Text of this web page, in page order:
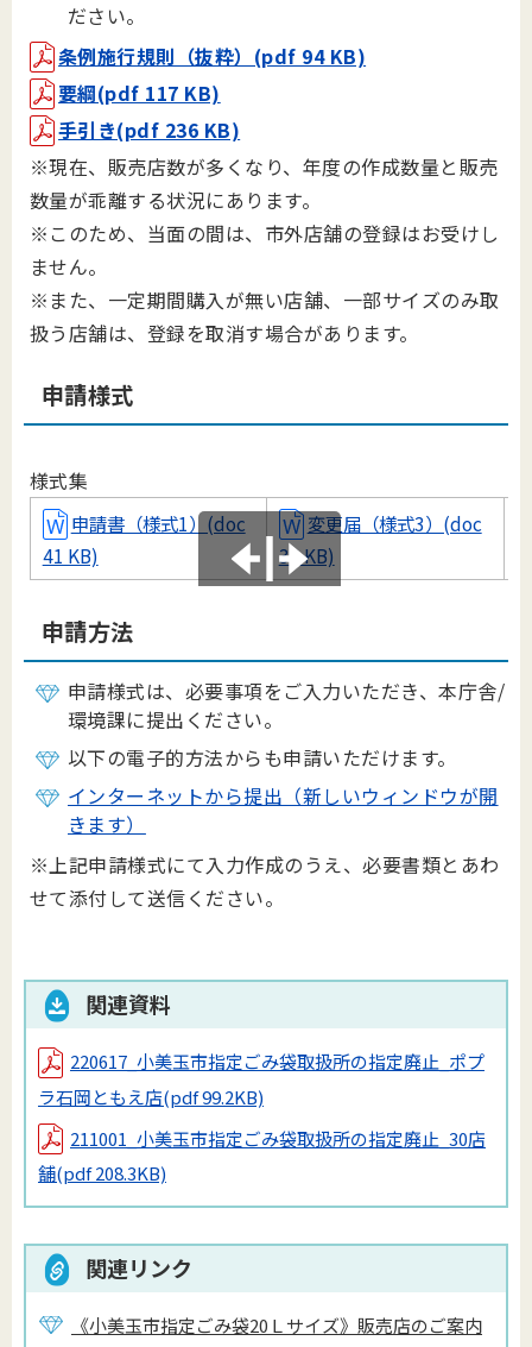
ださい。
条例施行規則（抜粋）(pdf 94 KB)
要綱(pdf 117 KB)
手引き(pdf 236 KB)
※現在、販売店数が多くなり、年度の作成数量と販売
数量が乖離する状況にあります。
※このため、当面の間は、市外店舗の登録はお受けし
ません。
※また、一定期間購入が無い店舗、一部サイズのみ取
扱う店舗は、登録を取消す場合があります。
申請様式
様式集
申請書（様式1）(doc
41 KB)
変更届（様式3）(doc
39 KB)
申請方法
申請様式は、必要事項をご入力いただき、本庁舎/
環境課に提出ください。
以下の電子的方法からも申請いただけます。
インターネットから提出（新しいウィンドウが開
きます）
※上記申請様式にて入力作成のうえ、必要書類とあわ
せて添付して送信ください。
関連資料
220617_小美玉市指定ごみ袋取扱所の指定廃止_ポプ
ラ石岡ともえ店(pdf 99.2KB)
211001_小美玉市指定ごみ袋取扱所の指定廃止_30店
舗(pdf 208.3KB)
関連リンク
《小美玉市指定ごみ袋20Ｌサイズ》販売店のご案内